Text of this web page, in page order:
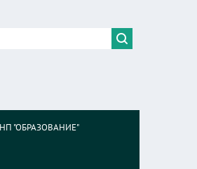
НП "ОБРАЗОВАНИЕ"